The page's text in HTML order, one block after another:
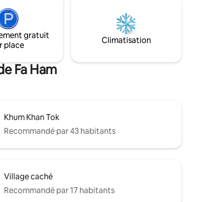
de
ou à
à
chambre confortable, un salon et une
cuisine complète. Mélange de confort et
de commodité, pour que vous vous
sentiez comme chez vous.
gratuit
place
Climatisation
Fa Ham
Khum Khan Tok
Recommandé par 43 habitants
Village caché
Recommandé par 17 habitants